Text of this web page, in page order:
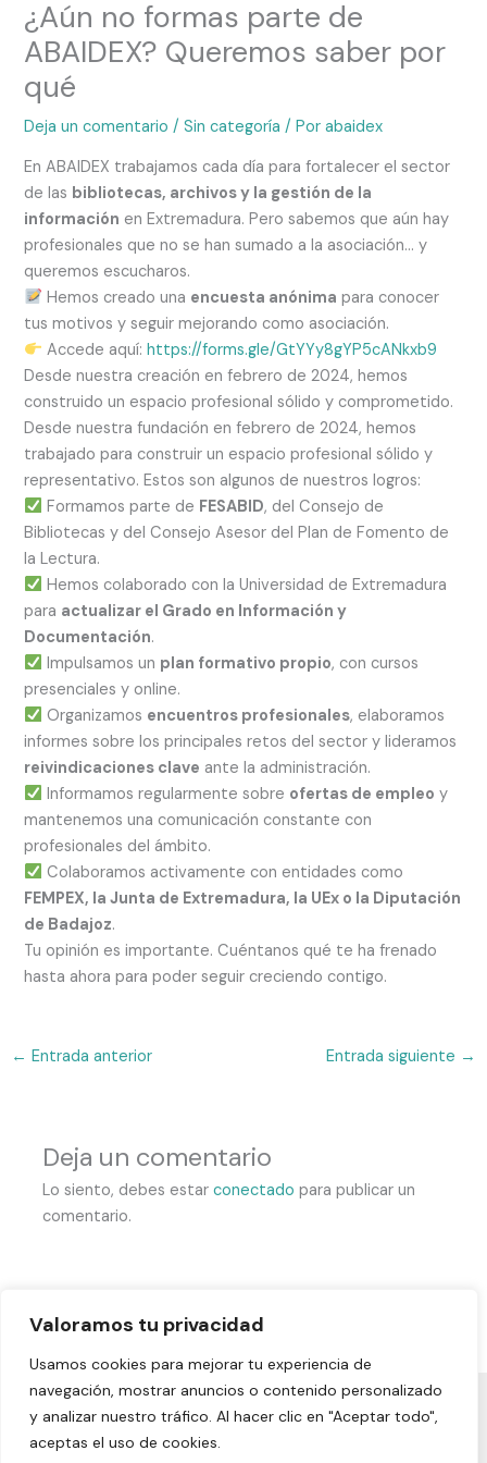
Valoramos tu privacidad
Usamos cookies para mejorar tu experiencia de
navegación, mostrar anuncios o contenido personalizado
y analizar nuestro tráfico. Al hacer clic en "Aceptar todo",
aceptas el uso de cookies.
¿Aún no formas parte de
ABAIDEX? Queremos saber por
qué
Deja un comentario /Sin categoría / Porabaidex
En ABAIDEX trabajamos cada día para fortalecer el sector
de las bibliotecas, archivos y la gestión de la
información en Extremadura. Pero sabemos que aún hay
profesionales que no se han sumado a la asociación… y
queremos escucharos.
Hemos creado una encuesta anónima para conocer
tus motivos y seguir mejorando como asociación.
Accede aquí:https://forms.gle/GtYYy8gYP5cANkxb9
Desde nuestra creación en febrero de 2024, hemos
construido un espacio profesional sólido y comprometido.
Desde nuestra fundación en febrero de 2024, hemos
trabajado para construir un espacio profesional sólido y
representativo. Estos son algunos de nuestros logros:
Formamos parte de FESABID, del Consejo de
Bibliotecas y del Consejo Asesor del Plan de Fomento de
la Lectura.
Hemos colaborado con la Universidad de Extremadura
para actualizar el Grado en Información y
Documentación.
Impulsamos un plan formativo propio, con cursos
presenciales y online.
Organizamos encuentros profesionales, elaboramos
informes sobre los principales retos del sector y lideramos
reivindicaciones clave ante la administración.
Informamos regularmente sobre ofertas de empleo y
mantenemos una comunicación constante con
profesionales del ámbito.
Colaboramos activamente con entidades como
FEMPEX, la Junta de Extremadura, la UEx o la Diputación
de Badajoz.
Tu opinión es importante. Cuéntanos qué te ha frenado
hasta ahora para poder seguir creciendo contigo.
← Entrada anterior Entrada siguiente →
Deja un comentario
Lo siento, debes estarconectado para publicar un
comentario.
Aviso legal|Política de privacidad|Política de cookies
Declaración de accesibilidad